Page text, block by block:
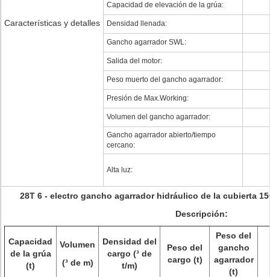
Características y detalles
Capacidad de elevación de la grúa:
Densidad llenada:
Gancho agarrador SWL:
Salida del motor:
Peso muerto del gancho agarrador:
Presión de Max.Working:
Volumen del gancho agarrador:
Gancho agarrador abierto/tiempo
cercano:
Alta luz:
28T 6 - electro gancho agarrador hidráulico de la cubierta
Descripción:
Capacidad
de la grúa
(t)
Volumen
(³ de m)
Densidad del
cargo (³ de
t/m)
Peso del
cargo (t)
Peso del
gancho
agarrador
(t)